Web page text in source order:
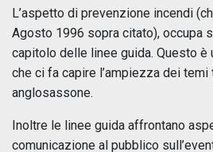
L’aspetto di prevenzione incendi
Agosto 1996 sopra citato), occupa
capitolo delle linee guida. Questo
che ci fa capire l’ampiezza dei
anglosassone.
Inoltre le linee guida affrontano
comunicazione al pubblico